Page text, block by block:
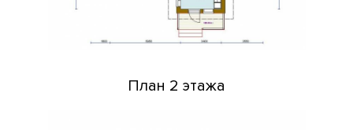
План 2 этажа